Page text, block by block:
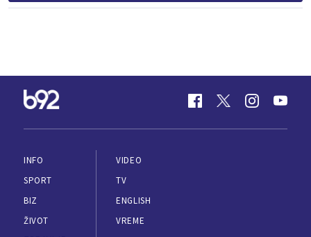
INFO
SPORT
BIZ
ŽIVOT
VIDEO
TV
ENGLISH
VREME